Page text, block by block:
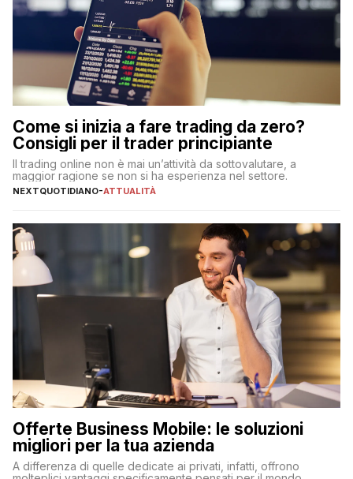
Come si inizia a fare trading da zero?
Consigli per il trader principiante
Il trading online non è mai un’attività da sottovalutare, a
maggior ragione se non si ha esperienza nel settore.
NEXTQUOTIDIANO-ATTUALITÀ
Offerte Business Mobile: le soluzioni
migliori per la tua azienda
A differenza di quelle dedicate ai privati, infatti, offrono